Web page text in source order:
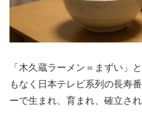
「木久蔵ラーメン＝まずい」
もなく日本テレビ系列の長寿
ーで生まれ、育まれ、確立され